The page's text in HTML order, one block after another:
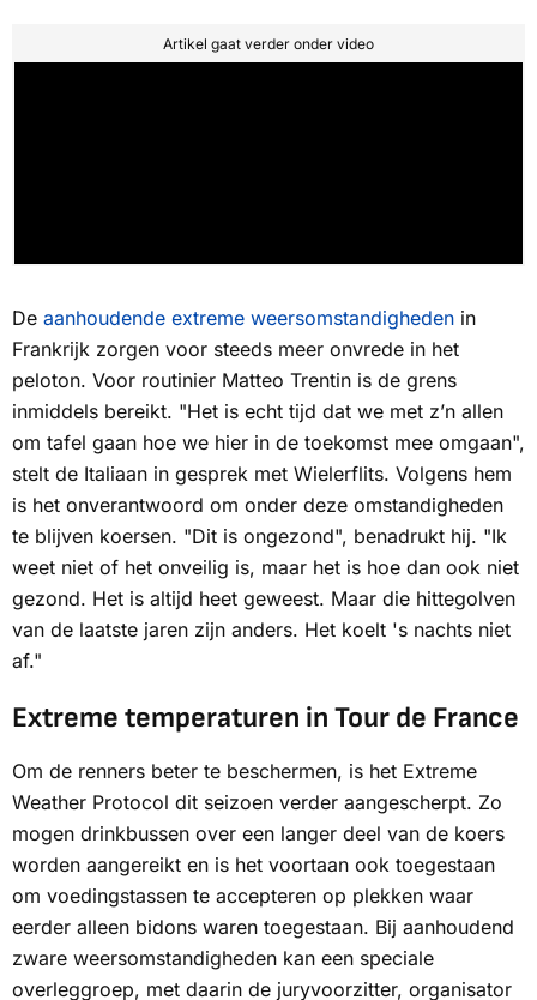
Artikel gaat verder onder video
De aanhoudende extreme weersomstandigheden in
Frankrijk zorgen voor steeds meer onvrede in het
peloton. Voor routinier Matteo Trentin is de grens
inmiddels bereikt. "Het is echt tijd dat we met z’n allen
om tafel gaan hoe we hier in de toekomst mee omgaan",
stelt de Italiaan in gesprek met Wielerflits. Volgens hem
is het onverantwoord om onder deze omstandigheden
te blijven koersen. "Dit is ongezond", benadrukt hij. "Ik
weet niet of het onveilig is, maar het is hoe dan ook niet
gezond. Het is altijd heet geweest. Maar die hittegolven
van de laatste jaren zijn anders. Het koelt 's nachts niet
af."
Extreme temperaturen in Tour de France
Om de renners beter te beschermen, is het Extreme
Weather Protocol dit seizoen verder aangescherpt. Zo
mogen drinkbussen over een langer deel van de koers
worden aangereikt en is het voortaan ook toegestaan
om voedingstassen te accepteren op plekken waar
eerder alleen bidons waren toegestaan. Bij aanhoudend
zware weersomstandigheden kan een speciale
overleggroep, met daarin de juryvoorzitter, organisator